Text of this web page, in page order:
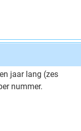
jaar lang (zes
nummer.